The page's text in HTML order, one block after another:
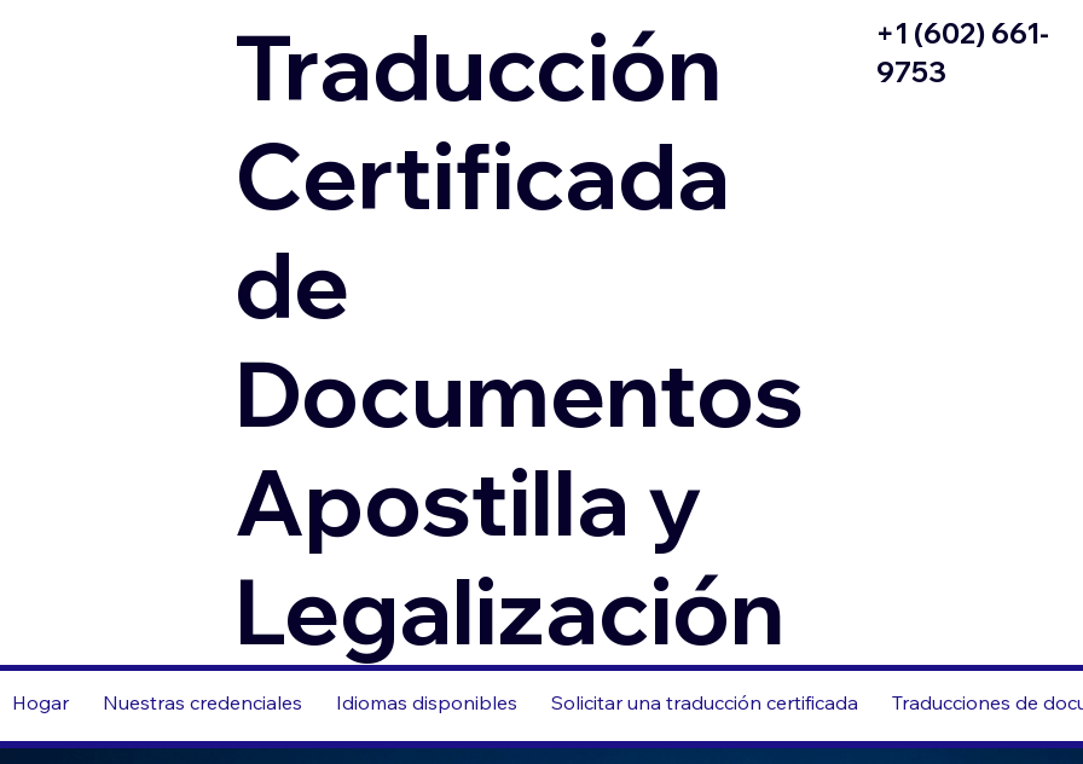
Traducción
Certificada
de
Documentos
Apostilla y
Legalización
+1 (602) 661-
9753
Hogar Nuestras credenciales Idiomas disponibles Solicitar una traducción certificada Traducciones de